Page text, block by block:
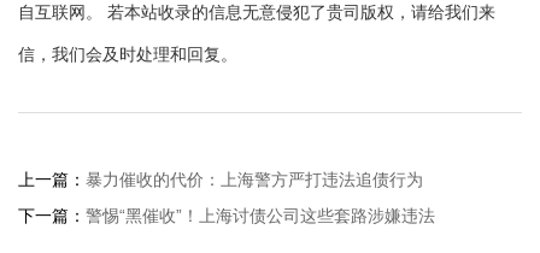
自互联网。 若本站收录的信息无意侵犯了贵司版权，请给我们来
信，我们会及时处理和回复。
上一篇： 暴力催收的代价：上海警方严打违法追债行为
下一篇： 警惕“黑催收”！上海讨债公司这些套路涉嫌违法